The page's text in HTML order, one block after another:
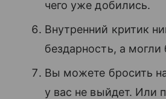
чего уже добились.
Внутренний критик
бездарность, а
Вы можете бросить
у вас не выйдет. Или